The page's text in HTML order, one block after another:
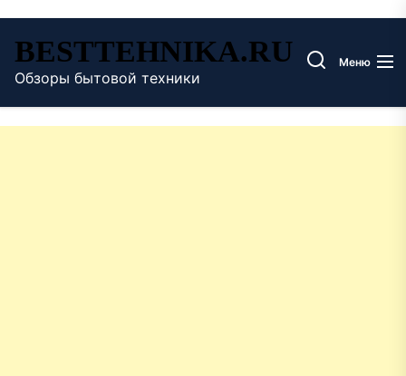
содержимому
BESTTEHNIKA.RU
Обзоры бытовой техники
Меню